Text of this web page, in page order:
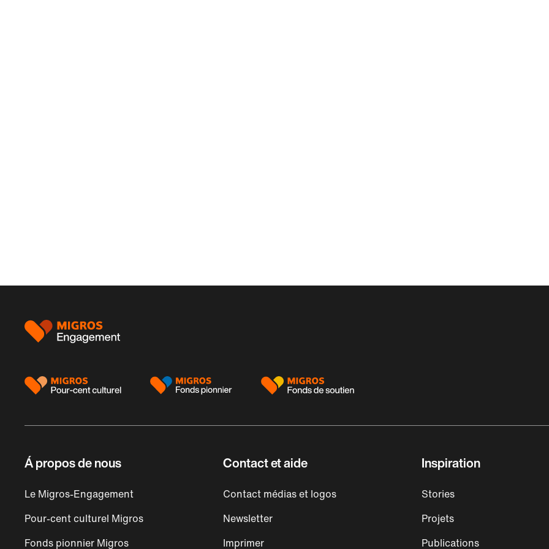
Á propos de nous
Le Migros-Engagement
Pour-cent culturel Migros
Fonds pionnier Migros
Contact et aide
Contact médias et logos
Newsletter
Imprimer
Inspiration
Stories
Projets
Publications